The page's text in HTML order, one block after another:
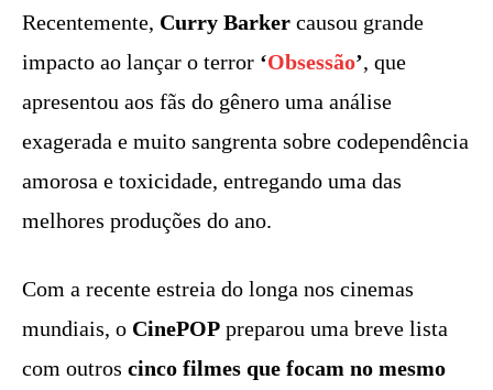
Recentemente, Curry Barker causou grande
impacto ao lançar o terror ‘Obsessão’, que
apresentou aos fãs do gênero uma análise
exagerada e muito sangrenta sobre codependência
amorosa e toxicidade, entregando uma das
melhores produções do ano.
Com a recente estreia do longa nos cinemas
mundiais, o CinePOP preparou uma breve lista
com outros cinco filmes que focam no mesmo